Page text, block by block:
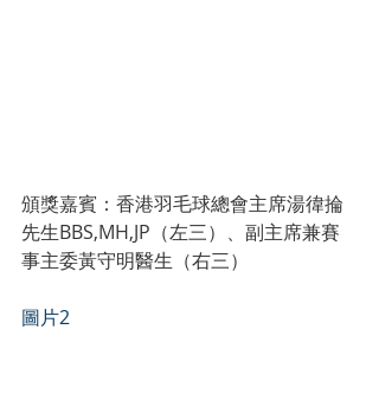
頒獎嘉賓：香港羽毛球總會主席湯徫掄
先生BBS,MH,JP（左三）、副主席兼賽
事主委黃守明醫生（右三）
圖片2